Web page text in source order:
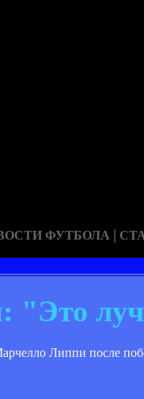
ФУТБОЛА |
"Это
Липпи после